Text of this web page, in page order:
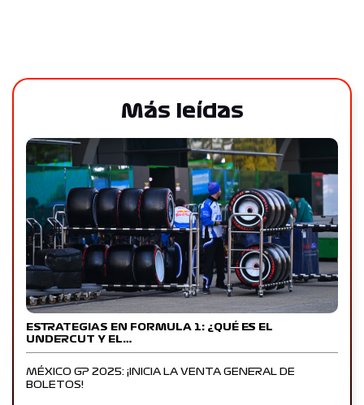
Más leídas
ESTRATEGIAS EN FORMULA 1: ¿QUÉ ES EL
UNDERCUT Y EL…
MÉXICO GP 2025: ¡INICIA LA VENTA GENERAL DE
BOLETOS!